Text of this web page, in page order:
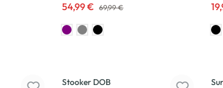
54,99 € 69,99 €
Stooker DOB